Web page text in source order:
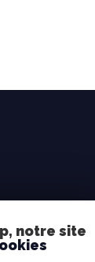
notre site